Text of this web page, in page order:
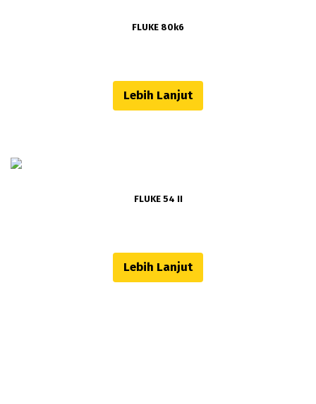
FLUKE 80k6
Lebih Lanjut
FLUKE 54 II
Lebih Lanjut